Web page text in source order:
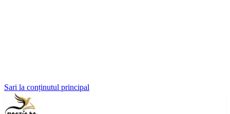
Sari la conținutul principal